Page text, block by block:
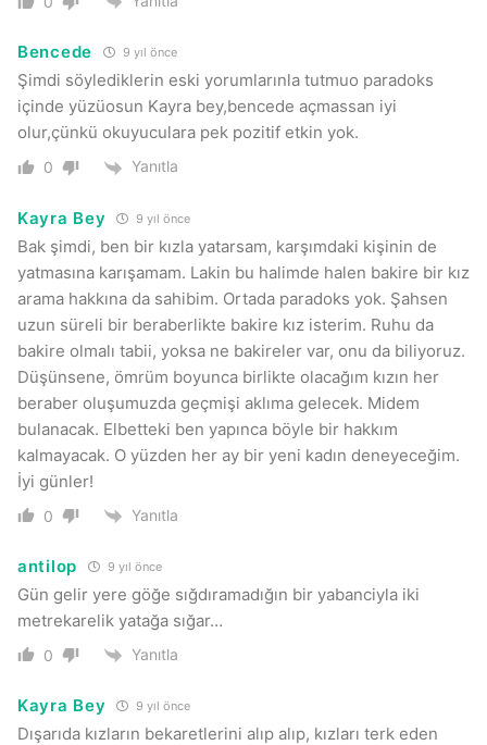
Bencede 9 yıl önce
Şimdi söylediklerin eski yorumlarınla tutmuo paradoks
içinde yüzüosun Kayra bey,bencede açmassan iyi
olur,çünkü okuyuculara pek pozitif etkin yok.
0 Yanıtla
Kayra Bey 9 yıl önce
Bak şimdi, ben bir kızla yatarsam, karşımdaki kişinin de
yatmasına karışamam. Lakin bu halimde halen bakire bir kız
arama hakkına da sahibim. Ortada paradoks yok. Şahsen
uzun süreli bir beraberlikte bakire kız isterim. Ruhu da
bakire olmalı tabii, yoksa ne bakireler var, onu da biliyoruz.
Düşünsene, ömrüm boyunca birlikte olacağım kızın her
beraber oluşumuzda geçmişi aklıma gelecek. Midem
bulanacak. Elbetteki ben yapınca böyle bir hakkım
kalmayacak. O yüzden her ay bir yeni kadın deneyeceğim.
İyi günler!
0 Yanıtla
antilop 9 yıl önce
Gün gelir yere göğe sığdıramadığın bir yabanciyla iki
metrekarelik yatağa sığar…
0 Yanıtla
Kayra Bey 9 yıl önce
Dışarıda kızların bekaretlerini alıp alıp, kızları terk eden